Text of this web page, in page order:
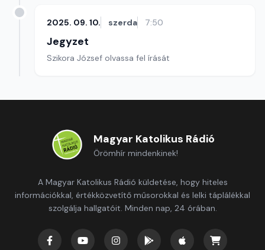
2025. 09. 10. szerda 7:50
Jegyzet
Szikora József olvassa fel írását
Magyar Katolikus Rádió
Örömhír mindenkinek!
A Magyar Katolikus Rádió küldetése, hogy hiteles
információkkal, értékközvetítő műsorokkal és lelki táplálékkal
szolgálja hallgatóit. Minden nap, 24 órában.